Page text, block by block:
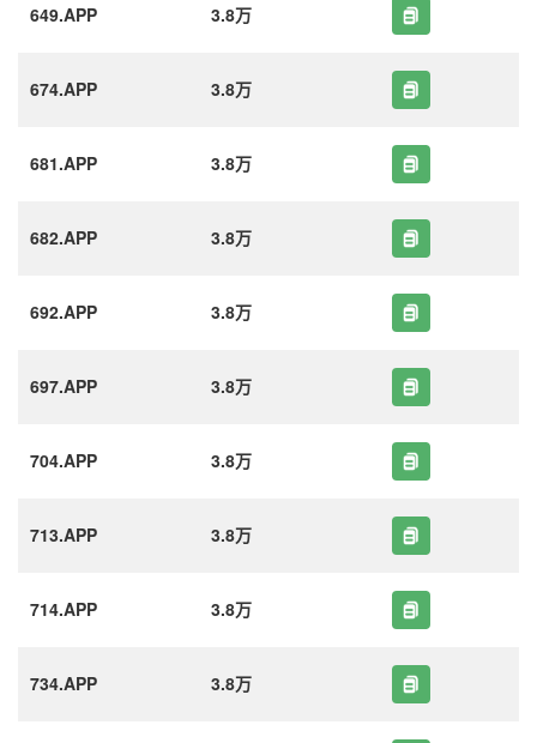
649.APP 3.8万
674.APP 3.8万
681.APP 3.8万
682.APP 3.8万
692.APP 3.8万
697.APP 3.8万
704.APP 3.8万
713.APP 3.8万
714.APP 3.8万
734.APP 3.8万